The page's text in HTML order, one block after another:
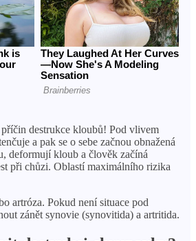
destrukce kloubů! Pod vlivem
a pak se o sebe začnou obnažená
deformují kloub a člověk začíná
při chůzi. Oblastí maximálního rizika
artróza. Pokud není situace pod
zánět synovie (synovitida) a artritida.